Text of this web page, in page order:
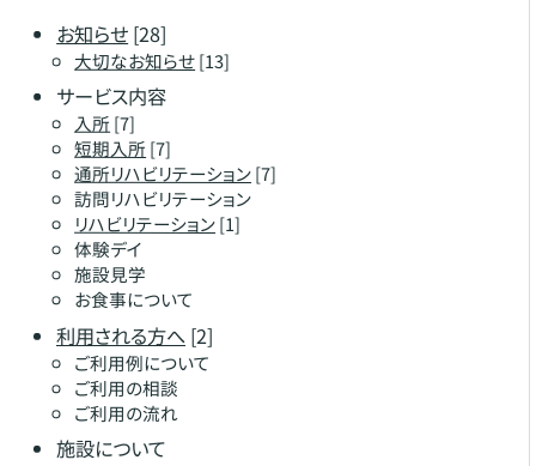
お知らせ[28]
大切なお知らせ[13]
サービス内容
入所 [7]
短期入所 [7]
通所リハビリテーション[7]
訪問リハビリテーション
リハビリテーション[1]
体験デイ
施設見学
お食事について
利用される方へ[2]
ご利用例について
ご利用の相談
ご利用の流れ
施設について